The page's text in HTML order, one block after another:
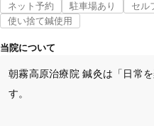
ネット予約
駐車場あり セル
使い捨て鍼使用
当院について
朝霧高原治療院 鍼灸は「日常
す。